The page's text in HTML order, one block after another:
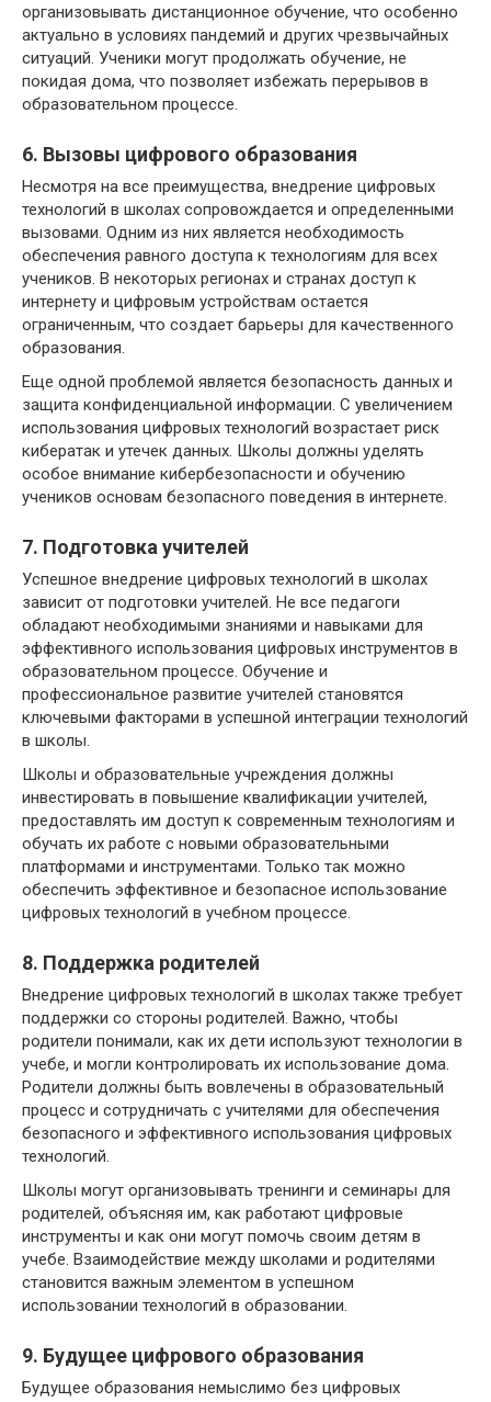
организовывать дистанционное обучение, что особенно
актуально в условиях пандемий и других чрезвычайных
ситуаций. Ученики могут продолжать обучение, не
покидая дома, что позволяет избежать перерывов в
образовательном процессе.
6. Вызовы цифрового образования
Несмотря на все преимущества, внедрение цифровых
технологий в школах сопровождается и определенными
вызовами. Одним из них является необходимость
обеспечения равного доступа к технологиям для всех
учеников. В некоторых регионах и странах доступ к
интернету и цифровым устройствам остается
ограниченным, что создает барьеры для качественного
образования.
Еще одной проблемой является безопасность данных и
защита конфиденциальной информации. С увеличением
использования цифровых технологий возрастает риск
кибератак и утечек данных. Школы должны уделять
особое внимание кибербезопасности и обучению
учеников основам безопасного поведения в интернете.
7. Подготовка учителей
Успешное внедрение цифровых технологий в школах
зависит от подготовки учителей. Не все педагоги
обладают необходимыми знаниями и навыками для
эффективного использования цифровых инструментов в
образовательном процессе. Обучение и
профессиональное развитие учителей становятся
ключевыми факторами в успешной интеграции технологий
в школы.
Школы и образовательные учреждения должны
инвестировать в повышение квалификации учителей,
предоставлять им доступ к современным технологиям и
обучать их работе с новыми образовательными
платформами и инструментами. Только так можно
обеспечить эффективное и безопасное использование
цифровых технологий в учебном процессе.
8. Поддержка родителей
Внедрение цифровых технологий в школах также требует
поддержки со стороны родителей. Важно, чтобы
родители понимали, как их дети используют технологии в
учебе, и могли контролировать их использование дома.
Родители должны быть вовлечены в образовательный
процесс и сотрудничать с учителями для обеспечения
безопасного и эффективного использования цифровых
технологий.
Школы могут организовывать тренинги и семинары для
родителей, объясняя им, как работают цифровые
инструменты и как они могут помочь своим детям в
учебе. Взаимодействие между школами и родителями
становится важным элементом в успешном
использовании технологий в образовании.
9. Будущее цифрового образования
Будущее образования немыслимо без цифровых